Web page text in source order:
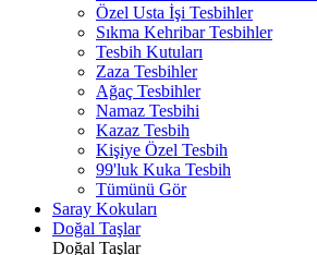
Özel Usta İşi Tesbihler
Sıkma Kehribar Tesbihler
Tesbih Kutuları
Zaza Tesbihler
Ağaç Tesbihler
Namaz Tesbihi
Kazaz Tesbih
Kişiye Özel Tesbih
99'luk Kuka Tesbih
Tümünü Gör
Saray Kokuları
Doğal Taşlar
Doğal Taşlar